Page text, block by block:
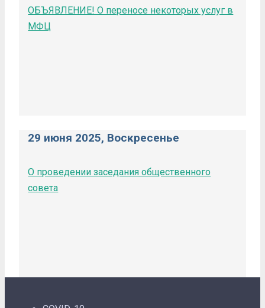
ОБЪЯВЛЕНИЕ! О переносе некоторых услуг в
МФЦ
29 июня 2025, Воскресенье
О проведении заседания общественного
совета